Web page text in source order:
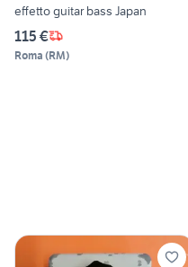
effetto guitar bass Japan
115 €
Roma (RM)